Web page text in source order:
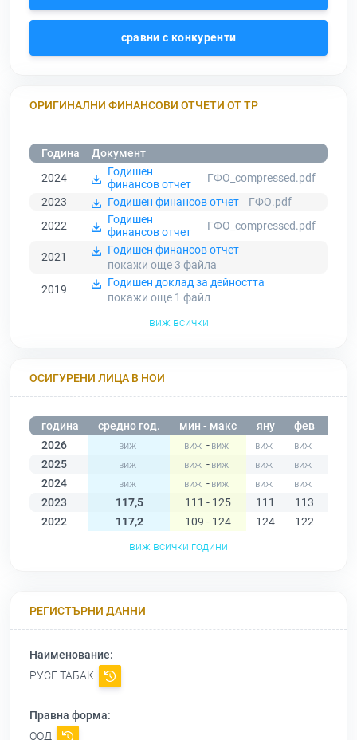
сравни с конкуренти
ОРИГИНАЛНИ ФИНАНСОВИ ОТЧЕТИ ОТ ТР
Година
Документ
2024
Годишен
финансов отчет
ГФО_compressed.pdf
2023
Годишен финансов отчет
ГФО.pdf
2022
Годишен
финансов отчет
ГФО_compressed.pdf
2021
Годишен финансов отчет
покажи още 3 файла
2019
Годишен доклад за дейността
покажи още 1 файл
виж всички
ОСИГУРЕНИ ЛИЦА В НОИ
година средно год. мин - макс яну фев
2026
-
2025
-
2024
-
2023
117,5 111 - 125 111 113
2022
117,2 109 - 124 124 122
виж всички години
РЕГИСТЪРНИ ДАННИ
Наименование:
РУСЕ ТАБАК
Правна форма:
ООД